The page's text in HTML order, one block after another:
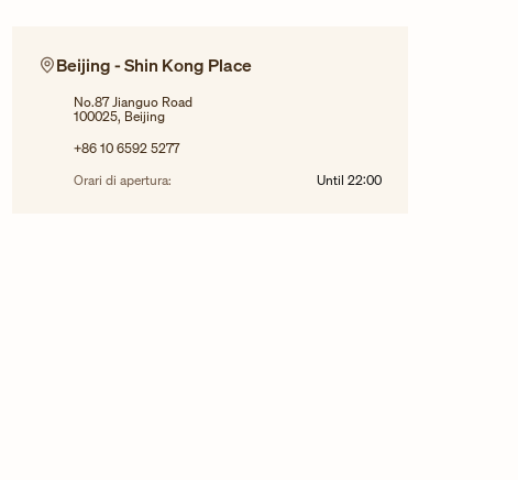
Beijing - Shin Kong Place
No.87 Jianguo Road
100025, Beijing
+86 10 6592 5277
Orari di apertura:
Until 22:00